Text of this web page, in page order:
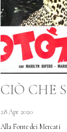
CIÒ CHE
28 Apr 2020
Alla Fonte dei Mercati